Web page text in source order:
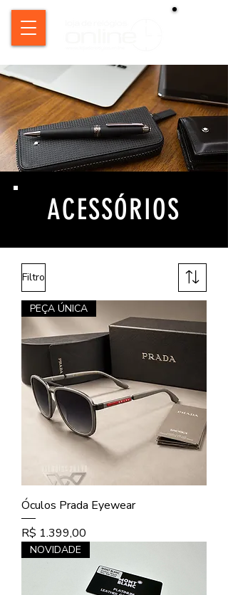
ACESSÓRIOS
Filtro
PEÇA ÚNICA
Óculos Prada Eyewear
Preço
R$ 1.399,00
NOVIDADE